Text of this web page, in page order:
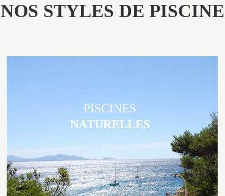
NOS STYLES DE PISCINE
Les piscines en béton naturelles Jacques Brens sont originales, elles
s’intègrent parfaitement à leur environnement grâce à un jeu de
PISCINES
NATURELLES